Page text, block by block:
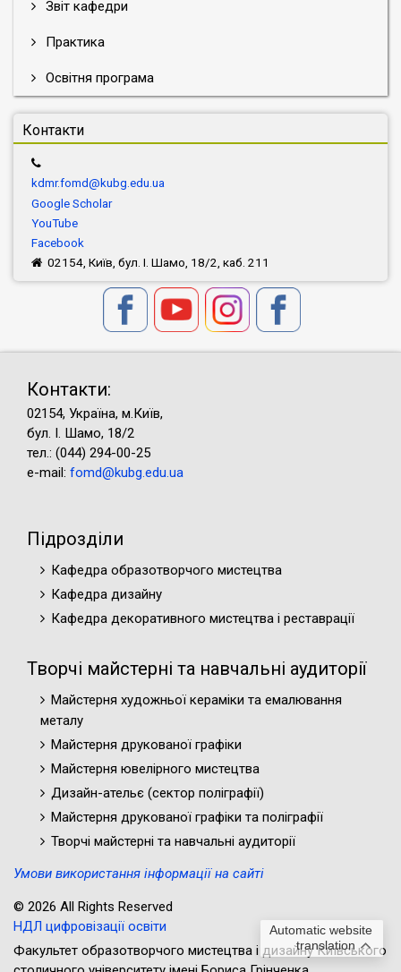
Звіт кафедри
Практика
Освітня програма
Контакти
kdmr.fomd@kubg.edu.ua
Google Scholar
YouTube
Facebook
02154, Київ, бул. І. Шамо, 18/2, каб. 211
Automatic website
translation
Контакти:
02154, Україна, м.Київ,
бул. І. Шамо, 18/2
тел.: (044) 294-00-25
e-mail: fomd@kubg.edu.ua
Підрозділи
Кафедра образотворчого мистецтва
Кафедра дизайну
Кафедра декоративного мистецтва і реставрації
Творчі майстерні та навчальні аудиторії
Майстерня художньої кераміки та емалювання
металу
Майстерня друкованої графіки
Майстерня ювелірного мистецтва
Дизайн-ательє (cектор поліграфії)
Майстерня друкованої графіки та поліграфії
Творчі майстерні та навчальні аудиторії
Умови використання інформації на сайті
© 2026 All Rights Reserved
НДЛ цифровізації освіти
Факультет образотворчого мистецтва і дизайну Київського